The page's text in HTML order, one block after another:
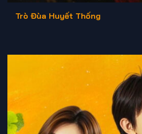
Trò Đùa Huyết Thống